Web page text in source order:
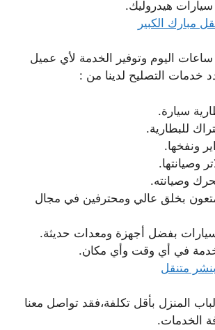
سيارات هيدروليك.
مبارك الكبير
اليوم وتوفير الخدمة لأي عميل
خدمات التصليح لدينا من :
سيارة.
للبطارية.
ونفخها.
وصيانتها.
وصيانته.
بخلق عالي ومحترفين في مجال
بفضل أجهزة ومعدات حديثة.
في أي وقت وأي مكان.
متنقل
المنزل بأقل تكلفة،فقد تواصل معنا
الخدمات.